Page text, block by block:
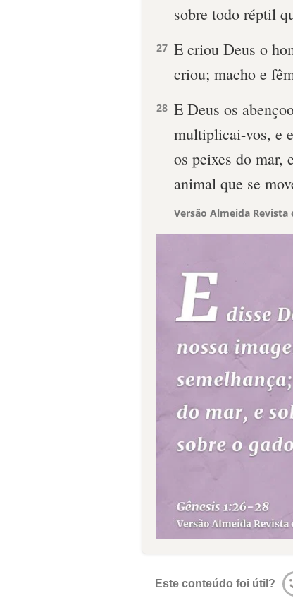
sobre todo réptil
27 E criou Deus o
criou; macho e
28 E Deus os
multiplicai-vos, e
os peixes do mar,
animal que se
Versão Almeida Revista
Este conteúdo foi útil?